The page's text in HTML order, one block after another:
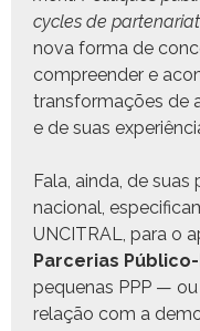
cycles de
nova for­ma de
com­preen­der e
trans­for­mações de
e de suas
Fala, ain­da, de
na­cional,
UNCITRAL, para o
Parce­rias
peque­nas PPP — ou
relação com a